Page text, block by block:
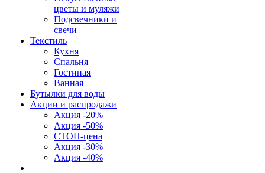
цветы и муляжи
Подсвечники и
свечи
Текстиль
Кухня
Спальня
Гостиная
Ванная
Бутылки для воды
Акции и распродажи
Акция -20%
Акция -50%
СТОП-цена
Акция -30%
Акция -40%